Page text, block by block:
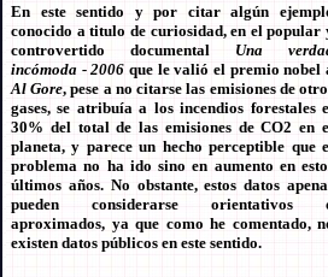
En este sentido y por citar algún
conocido a titulo de curiosidad, en el popular
controvertido documental Una
incómoda - 2006 que le valió el premio nobel
Al Gore, pese a no citarse las emisiones de
gases, se atribuía a los incendios forestales
30% del total de las emisiones de CO2 en
planeta, y parece un hecho perceptible que
problema no ha ido sino en aumento en
últimos años. No obstante, estos datos
pueden considerarse orientativos
aproximados, ya que como he comentado,
existen datos públicos en este sentido.